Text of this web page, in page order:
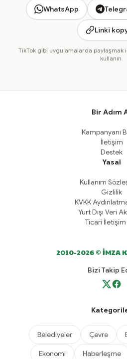
WhatsApp
Linki
TikTok gibi uygulamalarda paylaşmak
kullanın.
Bir Adım
Kampanyanı
İletişim
Destek
Yasal
Kullanım
Gizlilik
KVKK
Yurt Dışı Veri
Ticari İletişim
2010-2026 © İMZA
Bizi Takip
Belediyeler Çevre
Ekonomi Haberleşme